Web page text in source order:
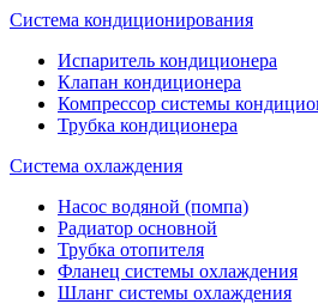
Система кондиционирования
Испаритель кондиционера
Клапан кондиционера
Компрессор системы
Трубка кондиционера
Система охлаждения
Насос водяной (помпа)
Радиатор основной
Трубка отопителя
Фланец системы охлаждения
Шланг системы охлаждения